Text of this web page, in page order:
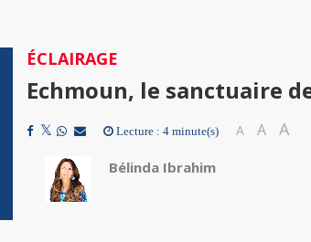
ÉCLAIRAGE
Echmoun, le sanctuaire
Lecture : 4 minute(s) A A A
Bélinda Ibrahim